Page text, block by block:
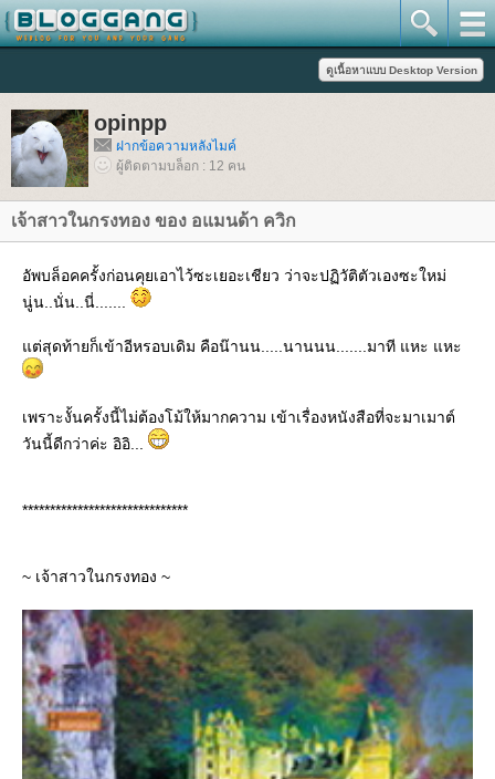
opinpp
ฝากข้อความหลังไมค์
ผู้ติดตามบล็อก : 12 คน
เจ้าสาวในกรงทอง ของ อแมนด้า ควิก
อัพบล็อคครั้งก่อนคุยเอาไว้ซะเยอะเชียว ว่าจะปฏิวัติตัวเองซะใหม่
นู่น..นั่น..นี่.......
ต่สุดท้ายก็เข้าอีหรอบเดิม คือน๊านน.....นานนน.......มาที แหะ แหะ
เพราะงั้นครั้งนี้ไม่ต้องโม้ให้มากความ เข้าเรื่องหนังสือที่จะมาเมาต์
วันนี้ดีกว่าค่ะ อิอิ...
******************************
~ เจ้าสาวในกรงทอง ~